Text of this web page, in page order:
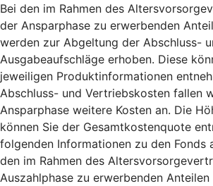
Bei den im Rahmen des
der Ansparphase zu erwerbenden
werden zur Abgeltung der Abschluss-
Ausgabeaufschläge erhoben. Diese
jeweiligen Produktinformationen
Abschluss- und Vertriebskosten fallen
Ansparphase weitere Kosten an. Die
können Sie der Gesamtkostenquote
folgenden Informationen zu den Fonds
den im Rahmen des
Auszahlphase zu erwerbenden